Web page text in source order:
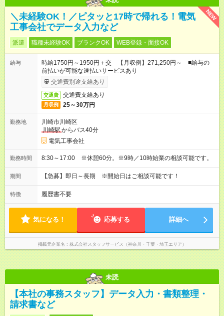
NEW
＼未経験OK！／ピタッと17時で帰れる！電気
工事会社でデータ入力など
派遣 職種未経験OK ブランクOK WEB登録・面接OK
給与
時給1750円～1950円＋交 【月収例】271,250円～ ■給与の
前払いが可能な速払いサービスあり
交通費別途支給あり
交通費 交通費支給あり
月収例 25～30万円
勤務地
川崎市川崎区
川崎駅からバス40分
電気工事会社
勤務時間 8:30～17:00 ※休憩60分。※9時／10時始業の相談可能です。
期間 【急募】即日～長期 ※開始日はご相談可能です！
特徴 履歴書不要
気になる！ 応募する 詳細へ
掲載元企業名 株式会社スタッフサービス（神奈川・千葉・埼玉エリア）
未読
【本社の事務スタッフ】データ入力・書類整理・
請求書など